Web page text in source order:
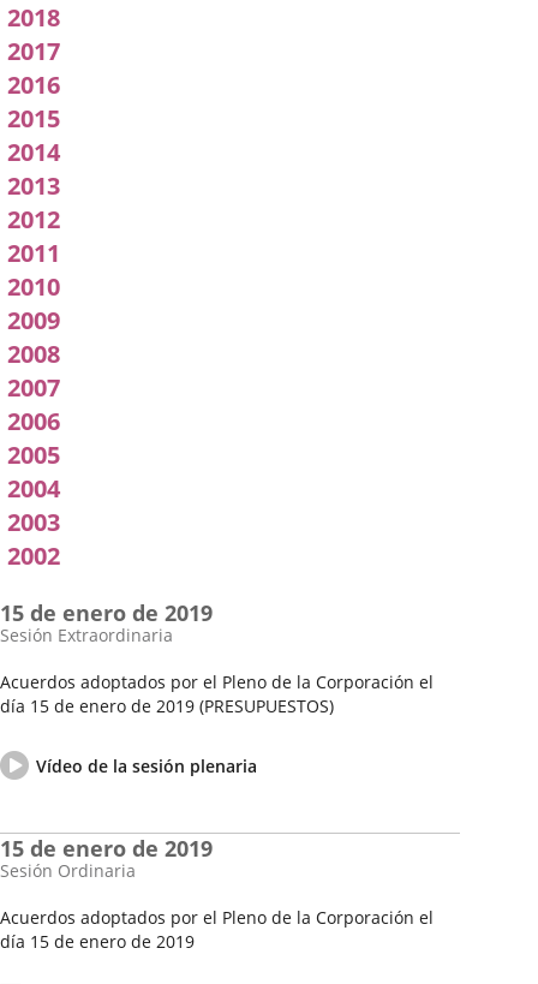
2018
2017
2016
2015
2014
2013
2012
2011
2010
2009
2008
2007
2006
2005
2004
2003
2002
Acuerdos adoptados por el Pleno de la Corporación el
día 15 de enero de 2019 (PRESUPUESTOS)
Sesión Extraordinaria
de
la
15 de enero de 2019
del
pleno
Vídeo de la sesión plenaria
aplicación
Acuerdos adoptados por el Pleno de la Corporación el
día 15 de enero de 2019
Sesión Ordinaria
15 de enero de 2019